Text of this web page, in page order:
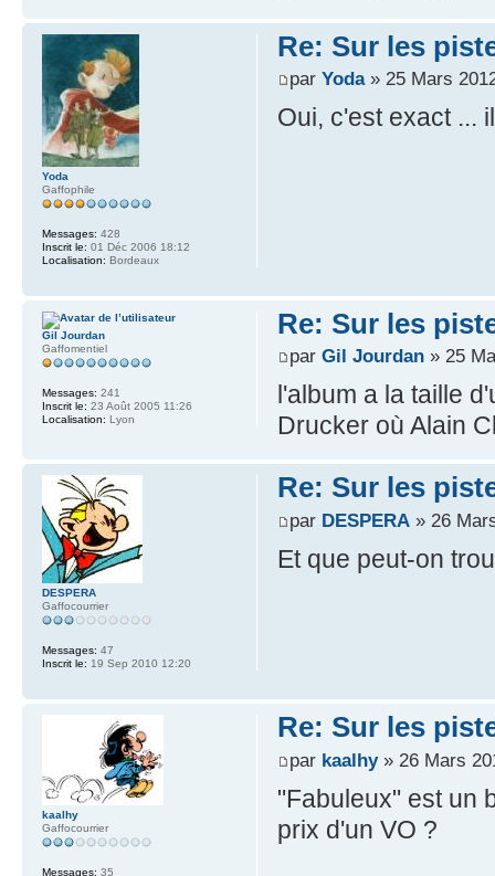
Re: Sur les
par Yoda» 25 Mars
Oui, c'est exact ...
Yoda
Gaffophile
Messages: 428
Inscrit le: 01 Déc 2006 18:12
Localisation: Bordeaux
Re: Sur les
par Gil Jourdan» 25
l'album a la taille
Drucker où Alain
Gil Jourdan
Gaffomentiel
Messages: 241
Inscrit le: 23 Août 2005 11:26
Localisation: Lyon
Re: Sur les
par DESPERA» 26
Et que peut-on
DESPERA
Gaffocourrier
Messages: 47
Inscrit le: 19 Sep 2010 12:20
Re: Sur les
par kaalhy» 26 Mars
"Fabuleux" est un
prix d'un VO ?
kaalhy
Gaffocourrier
Messages: 35